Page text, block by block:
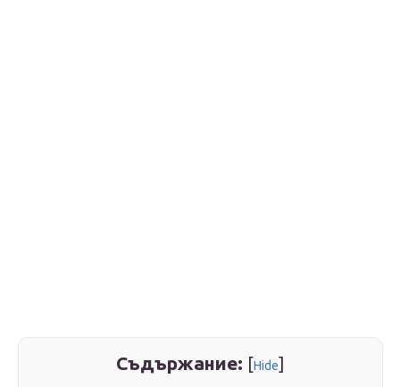
Съдържание: [Hide]